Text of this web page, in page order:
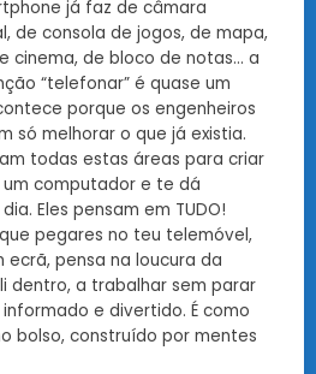
já faz de câmara
de consola de jogos, de mapa,
cinema, de bloco de notas… a
“telefonar” é quase um
porque os engenheiros
só melhorar o que já existia.
todas estas áreas para criar
computador e te dá
Eles pensam em TUDO!
pegares no teu telemóvel,
ecrã, pensa na loucura da
dentro, a trabalhar sem parar
e divertido. É como
bolso, construído por mentes